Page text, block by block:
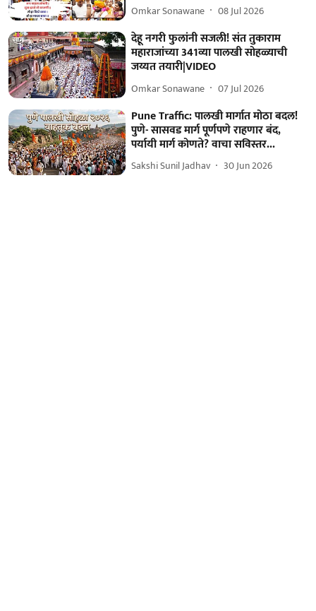
Omkar Sonawane 08 Jul 2026
देहू नगरी फुलांनी सजली! संत तुकाराम
महाराजांच्या 341व्या पालखी सोहळ्याची
जय्यत तयारी|VIDEO
Omkar Sonawane 07 Jul 2026
Pune Traffic: पालखी मार्गात मोठा बदल!
पुणे- सासवड मार्ग पूर्णपणे राहणार बंद,
पर्यायी मार्ग कोणते? वाचा सविस्तर...
Sakshi Sunil Jadhav 30 Jun 2026